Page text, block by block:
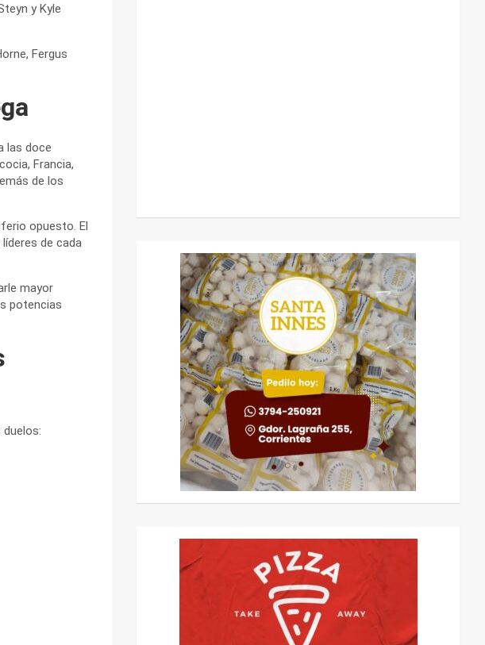
y Kyle
Fergus
las doce
Francia,
de los
opuesto. El
de cada
mayor
potencias